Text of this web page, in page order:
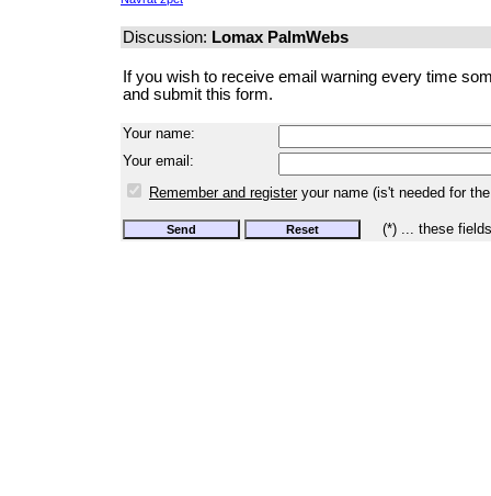
Discussion: Lomax PalmWebs
If you wish to receive email warning every time
and submit this form.
Your name:
Your email:
Remember and registeryour name (is't needed for
(*) ... these fields